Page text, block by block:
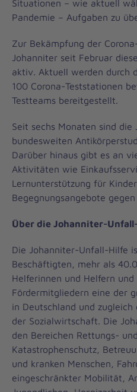
Situationen – wie aktuell
Pandemie – Aufgaben zu
Zur Bekämpfung der
Johanniter seit Februar
aktiv. Aktuell werden durch
100 Corona-Teststationen
Testteams bereitgestellt.
Seit sechs Monaten sind
bundesweiten
Darüber hinaus gibt es an
Aktivitäten wie
Lernunterstützung für
Begegnungsangebote
Über die Johanniter-
Die Johanniter-Unfall-Hilfe
Beschäftigten, mehr als
Helferinnen und Helfern und
Fördermitgliedern eine der
in Deutschland und
der Sozialwirtschaft. Die
den Bereichen Rettungs-
Katastrophenschutz,
und kranken Menschen,
eingeschränkter Mobilität,